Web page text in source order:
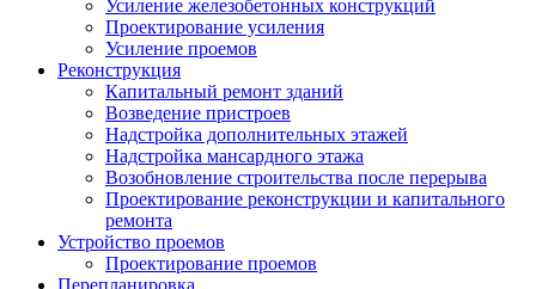
Усиление железобетонных конструкций
Проектирование усиления
Усиление проемов
Реконструкция
Капитальный ремонт зданий
Возведение пристроев
Надстройка дополнительных этажей
Надстройка мансардного этажа
Возобновление строительства после перерыва
Проектирование реконструкции и капитального
ремонта
Устройство проемов
Проектирование проемов
Перепланировка